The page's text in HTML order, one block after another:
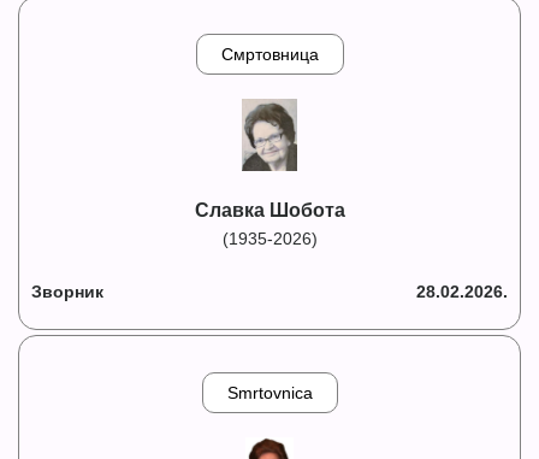
Смртовница
Славка Шобота
(1935-2026)
Зворник 28.02.2026.
Smrtovnica